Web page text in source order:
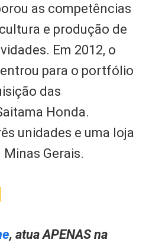
as competências
e produção de
Em 2012, o
para o portfólio
das
Honda.
unidades e uma loja
Gerais.
, atua APENAS na